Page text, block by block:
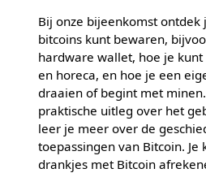
Bij onze bijeenkomst ontdek
bitcoins kunt bewaren,
hardware wallet, hoe je
en horeca, en hoe je een
draaien of begint met
praktische uitleg over het
leer je meer over de
toepassingen van Bitcoin. Je
drankjes met Bitcoin